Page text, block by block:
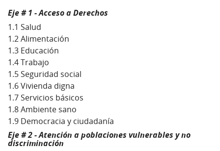
Eje # 1 - Acceso a Derechos
1.1 Salud
1.2 Alimentación
1.3 Educación
1.4 Trabajo
1.5 Seguridad social
1.6 Vivienda digna
1.7 Servicios básicos
1.8 Ambiente sano
1.9 Democracia y ciudadanía
Eje # 2 - Atención a poblaciones vulnerables y no
discriminación